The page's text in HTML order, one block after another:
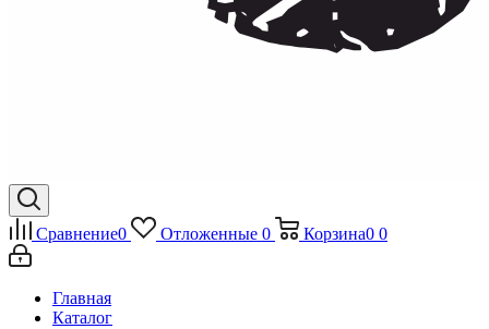
Сравнение0 Отложенные 0 Корзина0 0
Главная
Каталог